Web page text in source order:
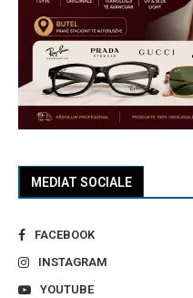
MEDIAT SOCIALE
FACEBOOK
INSTAGRAM
YOUTUBE